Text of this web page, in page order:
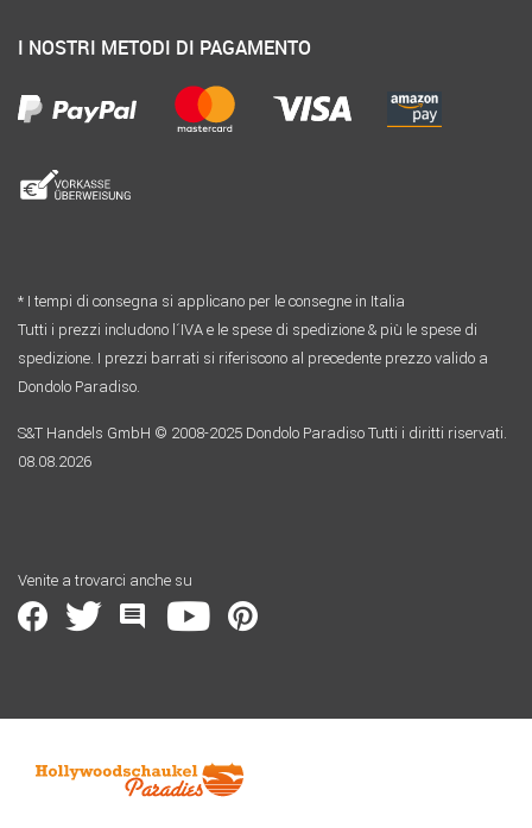
I NOSTRI METODI DI PAGAMENTO
* I tempi di consegna si applicano per le consegne in Italia
Tutti i prezzi includono l´IVA e le spese di spedizione & più le spese di
spedizione. I prezzi barrati si riferiscono al precedente prezzo valido a
Dondolo Paradiso.
S&T Handels GmbH © 2008-2025 Dondolo Paradiso Tutti i diritti riservati.
08.08.2026
Venite a trovarci anche su